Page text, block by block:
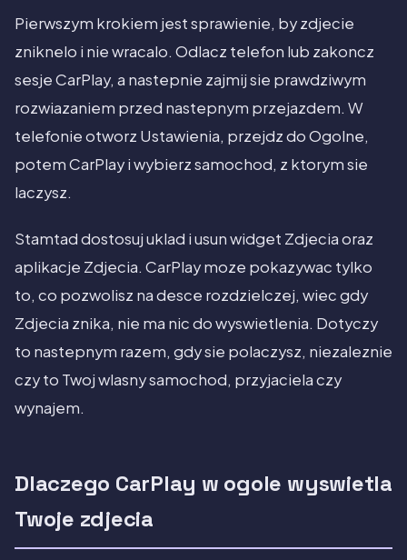
Pierwszym krokiem jest sprawienie, by zdjecie
zniknelo i nie wracalo. Odlacz telefon lub zakoncz
sesje CarPlay, a nastepnie zajmij sie prawdziwym
rozwiazaniem przed nastepnym przejazdem. W
telefonie otworz Ustawienia, przejdz do Ogolne,
potem CarPlay i wybierz samochod, z ktorym sie
laczysz.
Stamtad dostosuj uklad i usun widget Zdjecia oraz
aplikacje Zdjecia. CarPlay moze pokazywac tylko
to, co pozwolisz na desce rozdzielczej, wiec gdy
Zdjecia znika, nie ma nic do wyswietlenia. Dotyczy
to nastepnym razem, gdy sie polaczysz, niezaleznie
czy to Twoj wlasny samochod, przyjaciela czy
wynajem.
Dlaczego CarPlay w ogole wyswietla
Twoje zdjecia